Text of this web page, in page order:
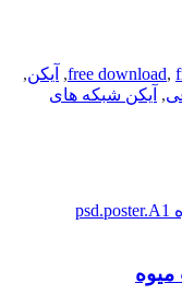
free download,
, آیکن,
, آیکن شبکه های
میوه